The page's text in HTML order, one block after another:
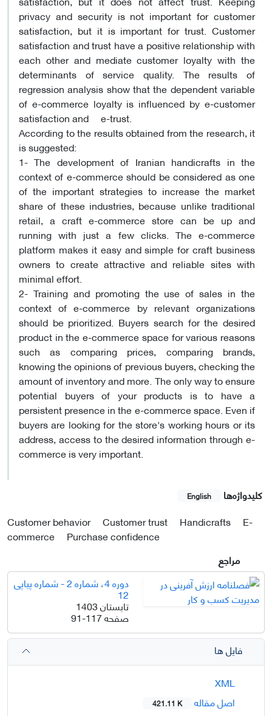
privacy and security is not important for customer
satisfaction, but it is important for trust. Customer
satisfaction and trust have a positive relationship with
each other and mediate customer loyalty with the
determinants of service quality. The results of
regression analysis show that the dependent variable
of e-commerce loyalty is influenced by e-customer
satisfaction and e-trust.
According to the results obtained from the research, it
is suggested:
1- The development of Iranian handicrafts in the
context of e-commerce should be considered as one
of the important strategies to increase the market
share of these industries, because unlike traditional
retail, a craft e-commerce store can be up and
running with just a few clicks. The e-commerce
platform makes it easy and simple for craft business
owners to create attractive and reliable sites with
minimal effort.
2- Training and promoting the use of sales in the
context of e-commerce by relevant organizations
should be prioritized. Buyers search for the desired
product in the e-commerce space for various reasons
such as comparing prices, comparing brands,
knowing the opinions of previous buyers, checking the
amount of inventory and more. The only way to ensure
potential buyers of your products is to have a
persistent presence in the e-commerce space. Even if
buyers are looking for the store's working hours or its
address, access to the desired information through e-
commerce is very important.
کلیدواژه‌ها English
Customer behavior Customer trust Handicrafts
E-
commerce
Purchase confidence
مراجع
دوره 4، شماره 2 - شماره پیاپی
12
تابستان 1403
صفحه91-117
فایل ها
اصل مقاله
421.11 K